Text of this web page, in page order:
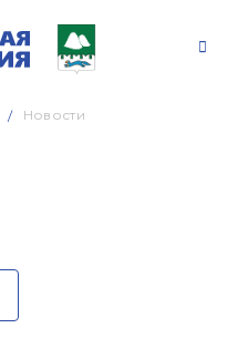
Новости